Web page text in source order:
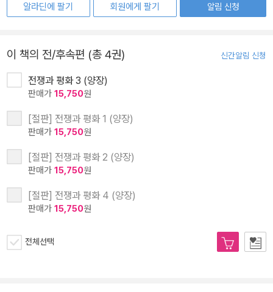
알라딘에 팔기
회원에게 팔기
알림 신청
이 책의 전/후속편 (총 4권) 신간알림 신청
전쟁과 평화 3 (양장)
판매가 15,750원
[절판] 전쟁과 평화 1 (양장)
판매가 15,750원
[절판] 전쟁과 평화 2 (양장)
판매가 15,750원
[절판] 전쟁과 평화 4 (양장)
판매가 15,750원
전체선택